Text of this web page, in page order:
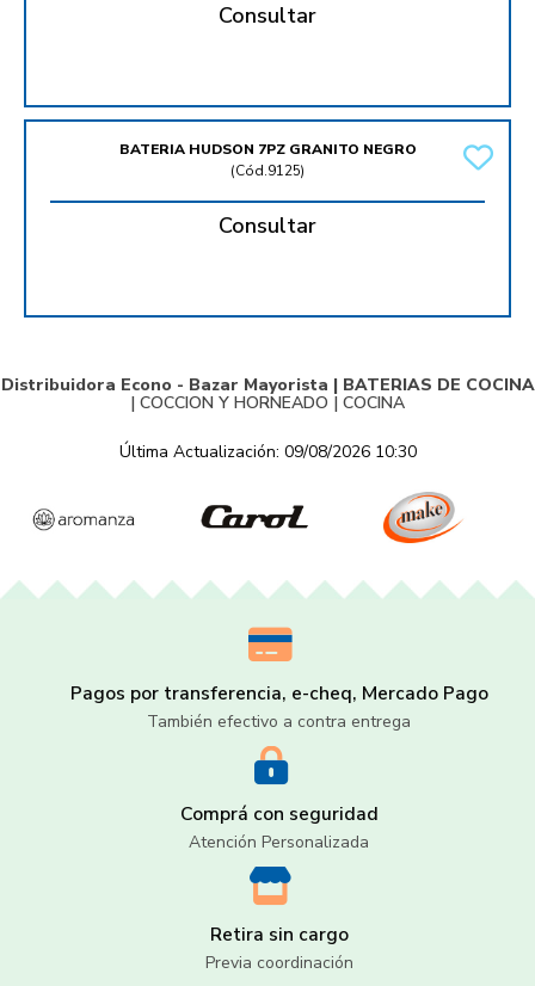
Consultar
BATERIA HUDSON 7PZ GRANITO NEGRO
(Cód.9125)
Consultar
Distribuidora Econo - Bazar Mayorista | BATERIAS DE COCINA
| COCCION Y HORNEADO | COCINA
Última Actualización: 09/08/2026 10:30
Pagos por transferencia, e-cheq, Mercado Pago
También efectivo a contra entrega
Comprá con seguridad
Atención Personalizada
Retira sin cargo
Previa coordinación